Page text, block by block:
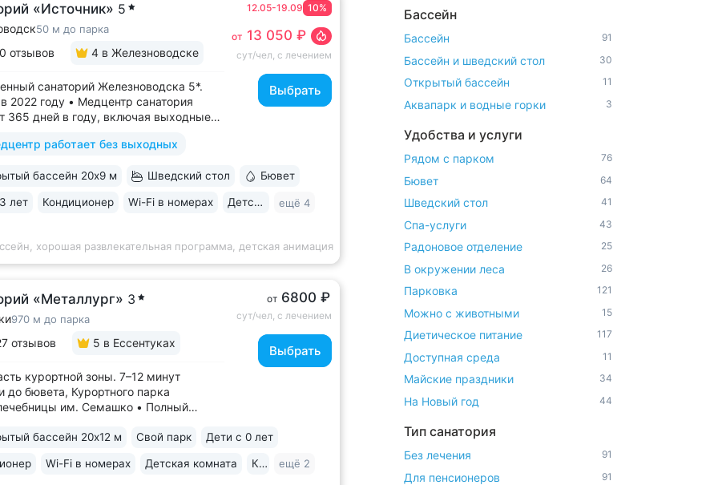
«Источник» 5
50 м до парка
отзывов 4 в Железноводске
санаторий Железноводска 5*.
2022 году • Медцентр санатория
365 дней в году, включая выходные
курортный парк, Пушкинская
бальнеогрязелечебница,
работает без выходных
12.05-19.09 10%
от 13 050 ₽
сут/чел, с лечением
Выбрать
бассейн 20х9 м Шведский стол Бювет
лет Кондиционер Wi-Fi в номерах Детская комната ещё 4
хорошая развлекательная программа, детская анимация
«Металлург» 3
970 м до парка
отзывов 5 в Ессентуках
курортной зоны. 7–12 минут
до бювета, Курортного парка
им. Семашко • Полный
на другие при наличии
дорогие процедуры:
от 6800 ₽
сут/чел, с лечением
Выбрать
бассейн 20х12 м Свой парк Дети с 0 лет
Wi-Fi в номерах Детская комната Караоке ещё 2
Бассейн
Бассейн 91
Бассейн и шведский стол 30
Открытый бассейн 11
Аквапарк и водные горки 3
Удобства и услуги
Рядом с парком 76
Бювет 64
Шведский стол 41
Спа-услуги 43
Радоновое отделение 25
В окружении леса 26
Парковка 121
Можно с животными 15
Диетическое питание 117
Доступная среда 11
Майские праздники 34
На Новый год 44
Тип санатория
Без лечения 91
Для пенсионеров 91